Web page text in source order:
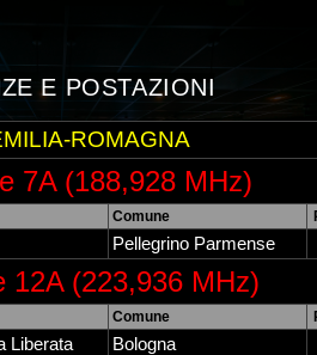
E POSTAZIONI
ROMAGNA
7A (188,928 MHz)
Comune
Pellegrino Parmense
12A (223,936 MHz)
Comune
Liberata
Bologna